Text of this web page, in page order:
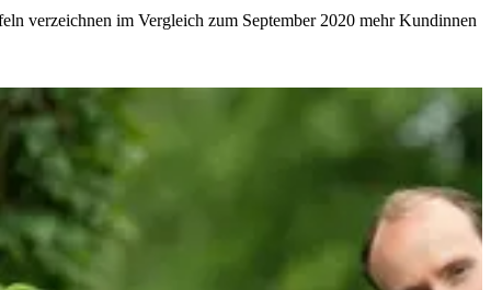
verzeichnen im Vergleich zum September 2020 mehr Kundinnen